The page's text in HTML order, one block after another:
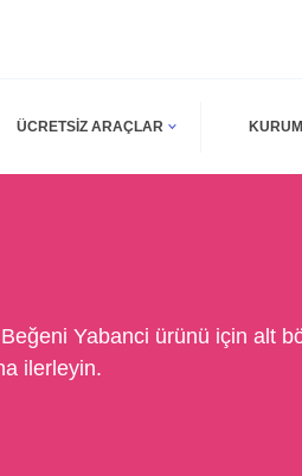
ÜCRETSIZ ARAÇLAR
Yabanci ürünü için alt
ilerleyin.